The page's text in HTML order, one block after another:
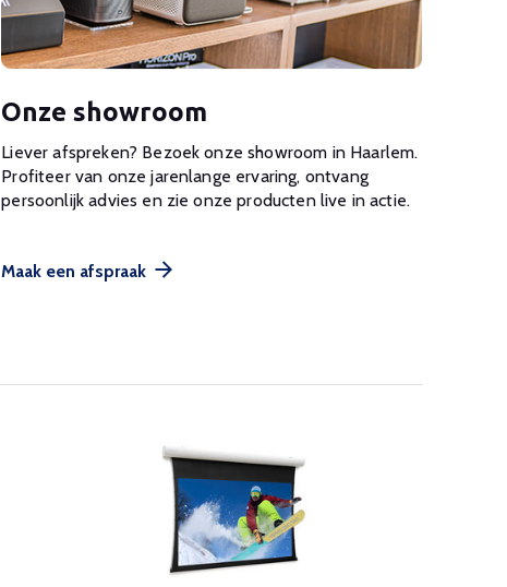
Onze showroom
Liever afspreken? Bezoek onze showroom in Haarlem.
Profiteer van onze jarenlange ervaring, ontvang
persoonlijk advies en zie onze producten live in actie.
Maak een afspraak